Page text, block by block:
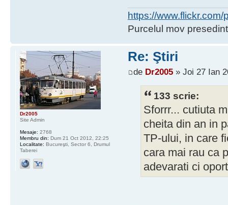
https://
Purcelul mov
Re: Ştiri
de Dr2005» Joi 27 Ian
133 scrie:
Sforrr... cutiuta
cheita din an in
TP-ului, in care
cara mai rau ca
adevarati ci
Dr2005
Site Admin
Mesaje: 2768
Membru din: Dum 21 Oct 2012, 22:25
Localitate: Bucureşti, Sector 6, Drumul
Taberei